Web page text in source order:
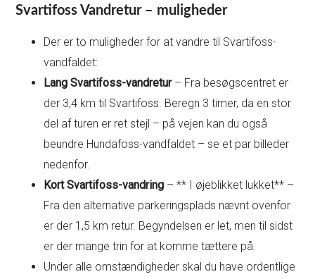
Svartifoss Vandretur – muligheder
Der er to muligheder for at vandre til Svartifoss-
vandfaldet:
Lang Svartifoss-vandretur– Fra besøgscentret er
der 3,4 km til Svartifoss. Beregn 3 timer, da en stor
del af turen er ret stejl – på vejen kan du også
beundre Hundafoss-vandfaldet – se et par billeder
nedenfor.
Kort Svartifoss-vandring – ** I øjeblikket lukket** –
Fra den alternative parkeringsplads nævnt ovenfor
er der 1,5 km retur. Begyndelsen er let, men til sidst
er der mange trin for at komme tættere på.
Under alle omstændigheder skal du have ordentlige